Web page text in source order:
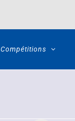
Compétitions